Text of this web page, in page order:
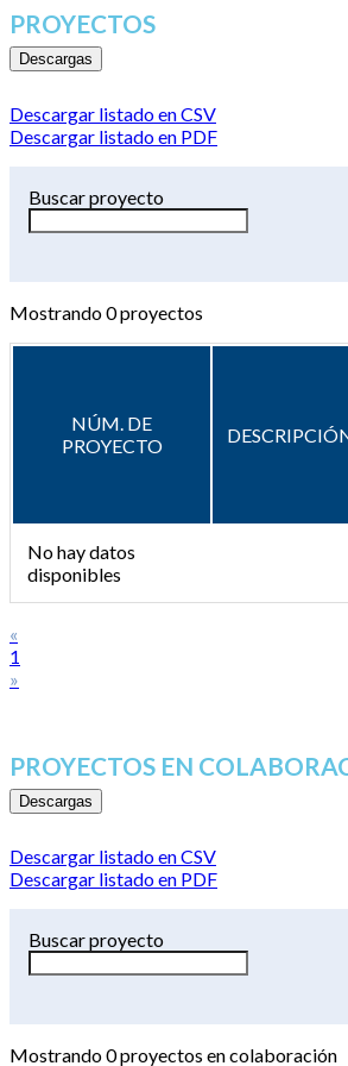
PROYECTOS
Descargas
Descargar listado en CSV
Descargar listado en PDF
Buscar proyecto
Mostrando0proyectos
NÚM. DE
PROYECTO
No hay datos
disponibles
«
1
»
PROYECTOS EN
Descargas
Descargar listado en CSV
Descargar listado en PDF
Buscar proyecto
Mostrando0proyectos en colaboración